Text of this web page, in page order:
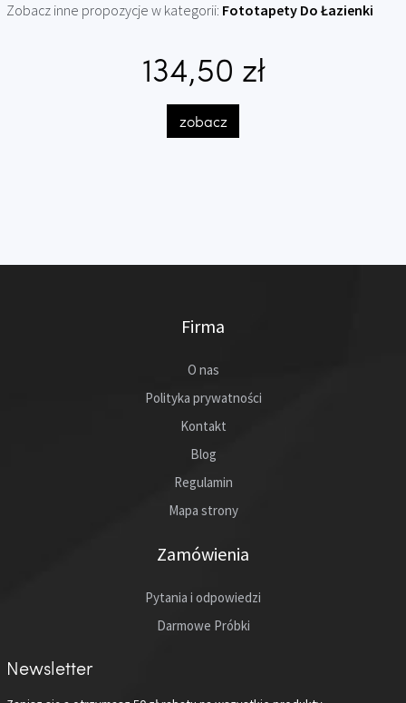
Zobacz inne propozycje w kategorii: Fototapety Do Łazienki
134,50 zł
zobacz
Firma
O nas
Polityka prywatności
Kontakt
Blog
Regulamin
Mapa strony
Zamówienia
Pytania i odpowiedzi
Darmowe Próbki
Newsletter